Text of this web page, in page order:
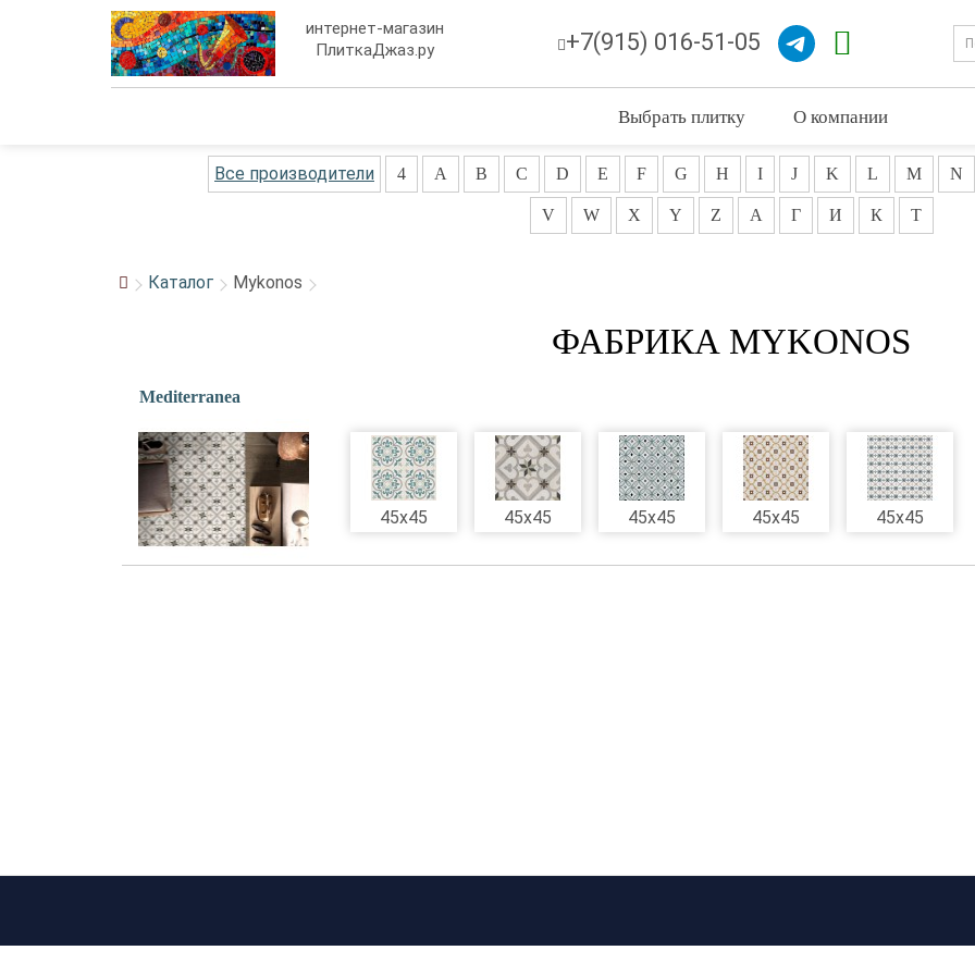
интернет-магазин
ПлиткаДжаз.ру
+7(915) 016-51-05
Выбрать плитку О компании
Все производители 4 A B C D E F G H I J K L M N
V W X Y Z А Г И К Т
Каталог Mykonos
ФАБРИКА MYKONOS
Mediterranea
45x45 45x45 45x45 45x45 45x45